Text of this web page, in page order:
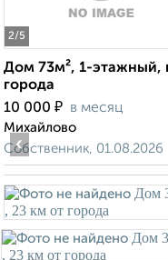
2/5
Дом 73м², 1-этажный,
города
10 000 ₽ в месяц
Михайлово
Собственник, 01.08.2026
‹